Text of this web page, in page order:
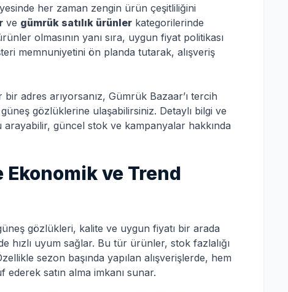
her zaman zengin ürün çeşitliliğini
ve gümrük satılık ürünler kategorilerinde
olmasının yanı sıra, uygun fiyat politikası
memnuniyetini ön planda tutarak, alışveriş
adres arıyorsanız, Gümrük Bazaar’ı tercih
gözlüklerine ulaşabilirsiniz. Detaylı bilgi ve
güncel stok ve kampanyalar hakkında
ve Trend
gözlükleri, kalite ve uygun fiyatı bir arada
hızlı uyum sağlar. Bu tür ürünler, stok fazlalığı
sezon başında yapılan alışverişlerde, hem
ederek satın alma imkanı sunar.